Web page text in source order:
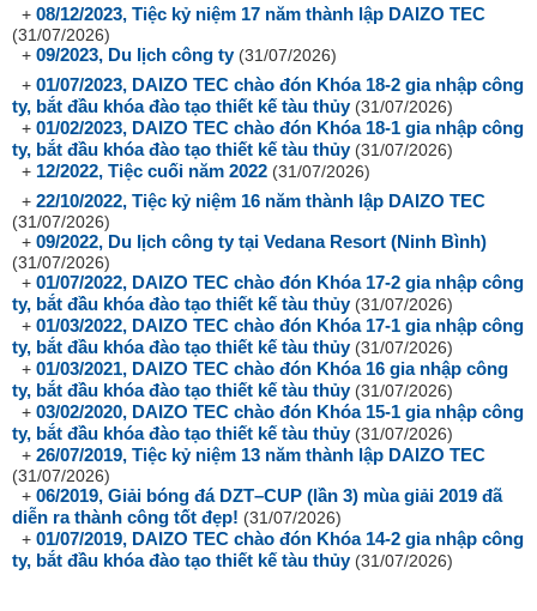
+ 08/12/2023, Tiệc kỷ niệm 17 năm thành lập DAIZO TEC
(31/07/2026)
+ 09/2023, Du lịch công ty(31/07/2026)
+ 01/07/2023, DAIZO TEC chào đón Khóa 18-2 gia nhập công
ty, bắt đầu khóa đào tạo thiết kế tàu thủy(31/07/2026)
+ 01/02/2023, DAIZO TEC chào đón Khóa 18-1 gia nhập công
ty, bắt đầu khóa đào tạo thiết kế tàu thủy(31/07/2026)
+ 12/2022, Tiệc cuối năm 2022 (31/07/2026)
+ 22/10/2022, Tiệc kỷ niệm 16 năm thành lập DAIZO TEC
(31/07/2026)
+ 09/2022, Du lịch công ty tại Vedana Resort (Ninh Bình)
(31/07/2026)
+ 01/07/2022, DAIZO TEC chào đón Khóa 17-2 gia nhập công
ty, bắt đầu khóa đào tạo thiết kế tàu thủy(31/07/2026)
+ 01/03/2022, DAIZO TEC chào đón Khóa 17-1 gia nhập công
ty, bắt đầu khóa đào tạo thiết kế tàu thủy(31/07/2026)
+ 01/03/2021, DAIZO TEC chào đón Khóa 16 gia nhập công
ty, bắt đầu khóa đào tạo thiết kế tàu thủy(31/07/2026)
+ 03/02/2020, DAIZO TEC chào đón Khóa 15-1 gia nhập công
ty, bắt đầu khóa đào tạo thiết kế tàu thủy(31/07/2026)
+ 26/07/2019, Tiệc kỷ niệm 13 năm thành lập DAIZO TEC
(31/07/2026)
+ 06/2019, Giải bóng đá DZT–CUP (lần 3) mùa giải 2019 đã
diễn ra thành công tốt đẹp! (31/07/2026)
+ 01/07/2019, DAIZO TEC chào đón Khóa 14-2 gia nhập công
ty, bắt đầu khóa đào tạo thiết kế tàu thủy(31/07/2026)